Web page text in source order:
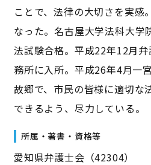
ことで、法律の大切さを実感
なった。名古屋大学法科大学
法試験合格。平成22年12月
務所に入所。平成26年4月一
故郷で、市民の皆様に適切な
できるよう、尽力している。
所属・著書・資格等
愛知県弁護士会（42304）